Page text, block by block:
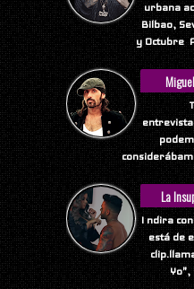
urbana
Bilbao,
y Octubre
La
I ndira
está de
Yo",